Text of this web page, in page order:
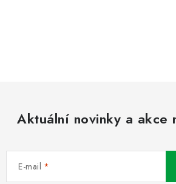
Aktuální novinky a akce
E-mail